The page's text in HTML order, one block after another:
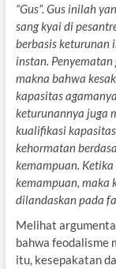
“Gus”. Gus inilah
sang kyai di
berbasis keturunan
instan. Penyematan
makna bahwa
kapasitas
keturunannya juga
kualifikasi
kehormatan
kemampuan.
kemampuan, maka
dilandaskan pada
Melihat
bahwa feodalisme
itu, kesepakatan